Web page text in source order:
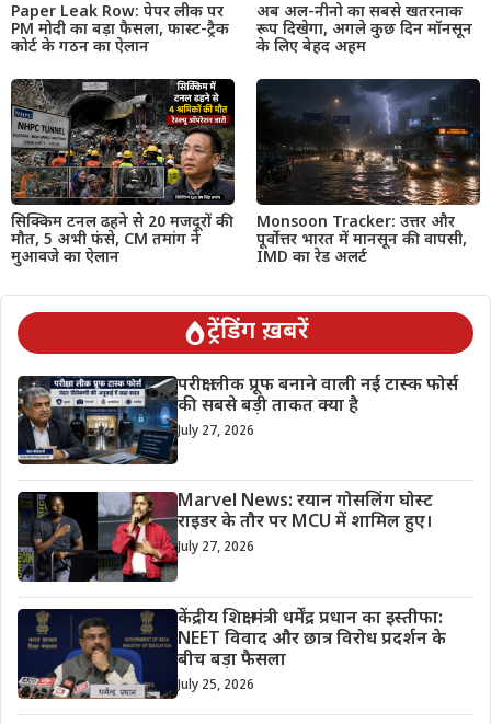
Paper Leak Row: पेपर लीक पर
PM मोदी का बड़ा फैसला, फास्ट-ट्रैक
कोर्ट के गठन का ऐलान
अब अल-नीनो का सबसे खतरनाक
रूप दिखेगा, अगले कुछ दिन मॉनसून
के लिए बेहद अहम
सिक्किम टनल ढहने से 20 मजदूरों की
मौत, 5 अभी फंसे, CM तमांग ने
मुआवजे का ऐलान
Monsoon Tracker: उत्तर और
पूर्वोत्तर भारत में मानसून की वापसी,
IMD का रेड अलर्ट
ट्रेंडिंग ख़बरें
परीक्षा लीक प्रूफ बनाने वाली नई टास्क फोर्स
की सबसे बड़ी ताकत क्या है
July 27, 2026
Marvel News: रयान गोसलिंग घोस्ट
राइडर के तौर पर MCU में शामिल हुए।
July 27, 2026
केंद्रीय शिक्षा मंत्री धर्मेंद्र प्रधान का इस्तीफा:
NEET विवाद और छात्र विरोध प्रदर्शन के
बीच बड़ा फैसला
July 25, 2026